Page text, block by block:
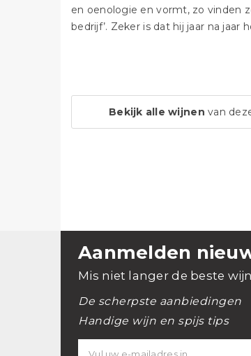
en oenologie en vormt, zo vinden
bedrijf’. Zeker is dat hij jaar na jaar
Bekijk alle wijnen van
Aanmelden
Mis niet langer de beste
De scherpste aanbiedingen
Handige wijn en spijs tips